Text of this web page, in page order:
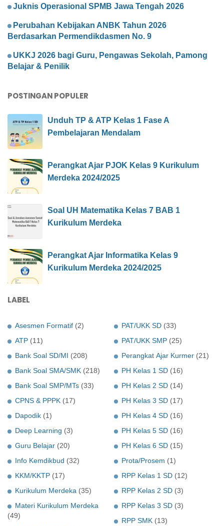
Juknis Operasional SPMB Jawa Tengah 2026
Perubahan Kebijakan ANBK Tahun 2026
Berdasarkan Permendikdasmen No. 9
UKKJ 2026 bagi Guru, Pengawas Sekolah, Pamong
Belajar & Penilik
POSTINGAN POPULER
Unduh TP & ATP Kelas 1 Fase A
Pembelajaran Mendalam
Perangkat Ajar PJOK Kelas 9 Kurikulum
Merdeka 2024/2025
Soal UH Matematika Kelas 7 BAB 1
Kurikulum Merdeka
Perangkat Ajar Informatika Kelas 9
Kurikulum Merdeka 2024/2025
LABEL
Asesmen Formatif (2)
ATP (11)
Bank Soal SD/MI (208)
Bank Soal SMA/SMK (218)
Bank Soal SMP/MTs (33)
CPNS & PPPK (17)
Dapodik (1)
Deep Learning (3)
Guru Belajar (20)
Info Kemdikbud (32)
KKM/KKTP (17)
Kurikulum Merdeka (35)
Materi Kurikulum Merdeka
(49)
PAT/UKK SD (33)
PAT/UKK SMP (25)
Perangkat Ajar Kurmer (21)
PH Kelas 1 SD (16)
PH Kelas 2 SD (14)
PH Kelas 3 SD (17)
PH Kelas 4 SD (16)
PH Kelas 5 SD (16)
PH Kelas 6 SD (15)
Prota/Prosem (1)
RPP Kelas 1 SD (12)
RPP Kelas 2 SD (3)
RPP Kelas 3 SD (3)
RPP SMK (13)